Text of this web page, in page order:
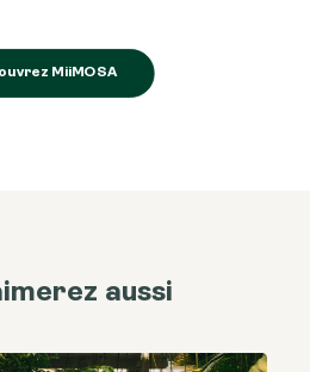
MiiMOSA
aussi